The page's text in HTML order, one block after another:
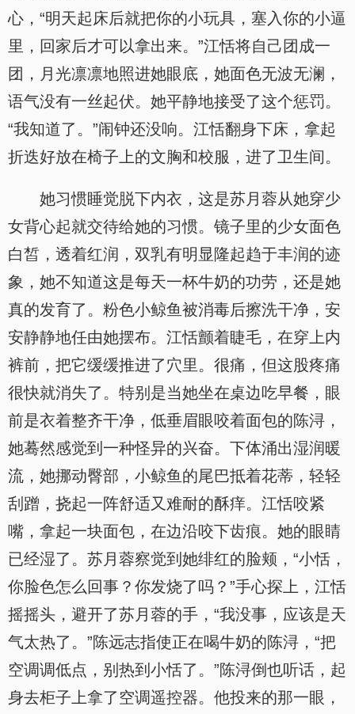
心，“明天起床后就把你的小玩具，塞入你的小逼
里，回家后才可以拿出来。”江恬将自己团成一
团，月光凛凛地照进她眼底，她面色无波无澜，
语气没有一丝起伏。她平静地接受了这个惩罚。
“我知道了。”闹钟还没响。江恬翻身下床，拿起
折迭好放在椅子上的文胸和校服，进了卫生间。
她习惯睡觉脱下内衣，这是苏月蓉从她穿少
女背心起就交待给她的习惯。镜子里的少女面色
白皙，透着红润，双乳有明显隆起趋于丰润的迹
象，她不知道这是每天一杯牛奶的功劳，还是她
真的发育了。粉色小鲸鱼被消毒后擦洗干净，安
安静静地任由她摆布。江恬颤着睫毛，在穿上内
裤前，把它缓缓推进了穴里。很痛，但这股疼痛
很快就消失了。特别是当她坐在桌边吃早餐，眼
前是衣着整齐干净，低垂眉眼咬着面包的陈浔，
她蓦然感觉到一种怪异的兴奋。下体涌出湿润暖
流，她挪动臀部，小鲸鱼的尾巴抵着花蒂，轻轻
刮蹭，挠起一阵舒适又难耐的酥痒。江恬咬紧
嘴，拿起一块面包，在边沿咬下齿痕。她的眼睛
已经湿了。苏月蓉察觉到她绯红的脸颊，“小恬，
你脸色怎么回事？你发烧了吗？”手心探上，江恬
摇摇头，避开了苏月蓉的手，“我没事，应该是天
气太热了。”陈远志指使正在喝牛奶的陈浔，“把
空调调低点，别热到小恬了。”陈浔倒也听话，起
身去柜子上拿了空调遥控器。他投来的那一眼，